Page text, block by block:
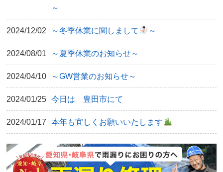
～
2024/12/02 ～冬季休業に関しまして ～
2024/08/01 ～夏季休業のお知らせ～
2024/04/10 ～GW営業のお知らせ～
2024/01/25 今日は 豊田市にて
2024/01/17 本年も宜しくお願いいたします